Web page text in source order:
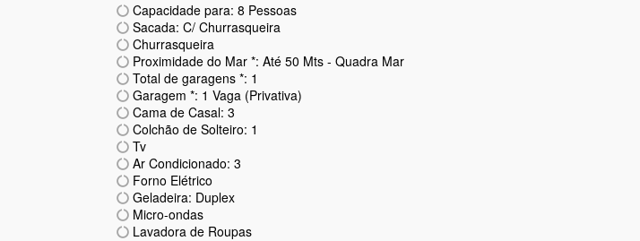
Capacidade para: 8 Pessoas
Sacada: C/ Churrasqueira
Churrasqueira
Proximidade do Mar *: Até 50 Mts - Quadra Mar
Total de garagens *: 1
Garagem *: 1 Vaga (Privativa)
Cama de Casal: 3
Colchão de Solteiro: 1
Tv
Ar Condicionado: 3
Forno Elétrico
Geladeira: Duplex
Micro-ondas
Lavadora de Roupas